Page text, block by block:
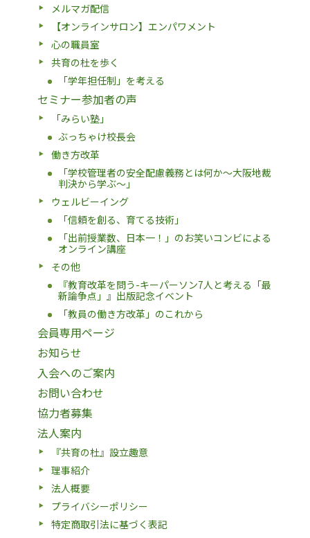
メルマガ配信
【オンラインサロン】エンパワメント
心の職員室
共育の杜を歩く
「学年担任制」を考える
セミナー参加者の声
「みらい塾」
ぶっちゃけ校長会
働き方改革
「学校管理者の安全配慮義務とは何か〜大阪地裁
判決から学ぶ〜」
ウェルビーイング
「信頼を創る、育てる技術」
「出前授業数、日本一！」のお笑いコンビによる
オンライン講座
その他
『教育改革を問う-キーパーソン7人と考える「最
新論争点」』出版記念イベント
「教員の働き方改革」のこれから
会員専用ページ
お知らせ
入会へのご案内
お問い合わせ
協力者募集
法人案内
『共育の杜』設立趣意
理事紹介
法人概要
プライバシーポリシー
特定商取引法に基づく表記